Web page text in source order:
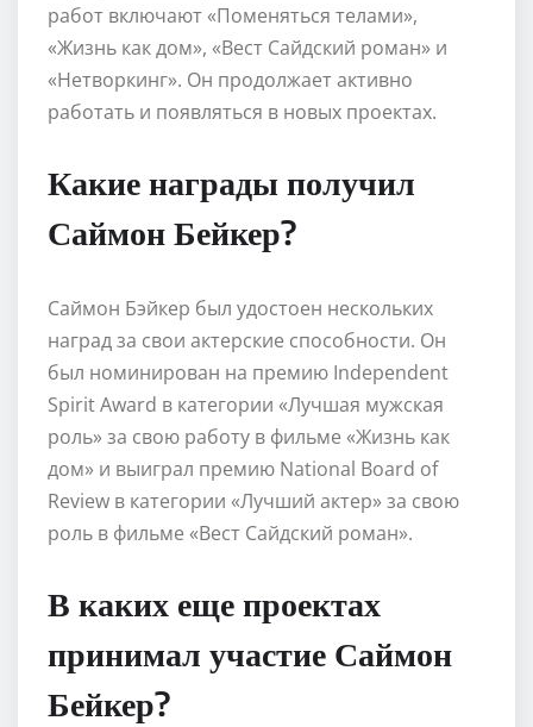
работ включают «Поменяться телами»,
«Жизнь как дом», «Вест Сайдский роман» и
«Нетворкинг». Он продолжает активно
работать и появляться в новых проектах.
Какие награды получил
Саймон Бейкер?
Саймон Бэйкер был удостоен нескольких
наград за свои актерские способности. Он
был номинирован на премию Independent
Spirit Award в категории «Лучшая мужская
роль» за свою работу в фильме «Жизнь как
дом» и выиграл премию National Board of
Review в категории «Лучший актер» за свою
роль в фильме «Вест Сайдский роман».
В каких еще проектах
принимал участие Саймон
Бейкер?